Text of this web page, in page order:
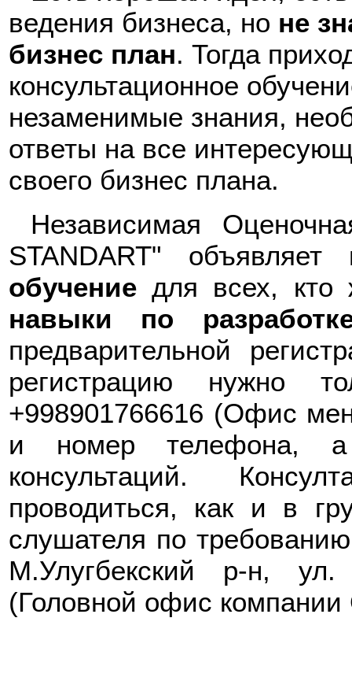
ведения бизнеса, но не
бизнес план. Тогда
консультационное
незаменимые знания,
ответы на все
своего бизнес плана.
Независимая
STANDART"
обучение для всех, кто
навыки по
предварительной
регистрацию нужно
+998901766616 (Офис
и номер телефона, а
консультаций.
проводиться, как и в
слушателя по
М.Улугбекский р-н,
(Головной офис